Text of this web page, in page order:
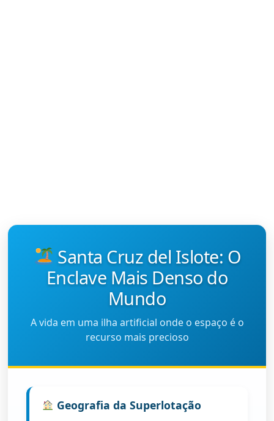
Santa Cruz del Islote: O
Enclave Mais Denso do
Mundo
A vida em uma ilha artificial onde o espaço é o
recurso mais precioso
Geografia da Superlotação